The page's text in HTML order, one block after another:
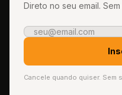
Direto no seu email.
Cancele quando quiser. Sem